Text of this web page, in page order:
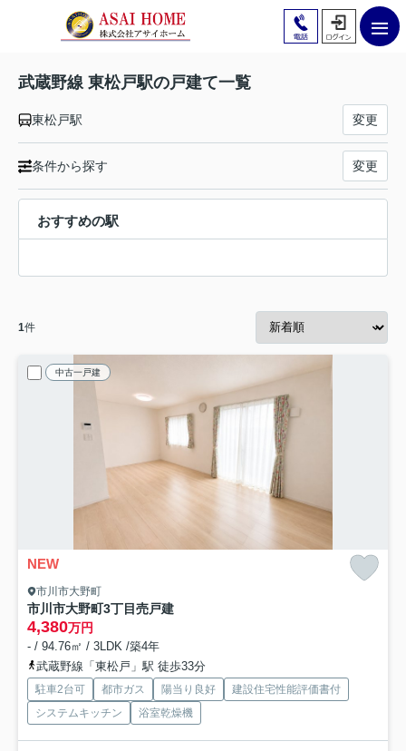
武蔵野線 東松戸駅の戸建て一覧
東松戸駅 変更
条件から探す 変更
おすすめの駅
1件
中古一戸建
NEW
市川市大野町
市川市大野町3丁目売戸建
4,380万円
- / 94.76㎡ / 3LDK /築4年
武蔵野線「東松戸」駅 徒歩33分
駐車2台可 都市ガス 陽当り良好
建設住宅性能評価書付
システムキッチン
浴室乾燥機